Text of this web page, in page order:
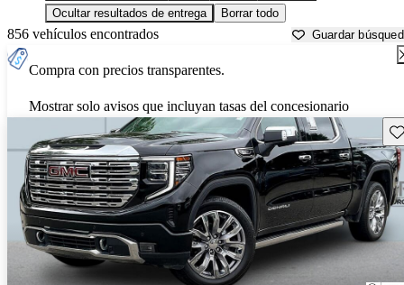
Ocultar resultados de entrega
Borrar todo
856 vehículos encontrados Guardar
Compra con precios transparentes.
Mostrar solo avisos que incluyan tasas del concesionario